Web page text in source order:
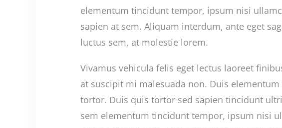
elementum tincidunt tempor, ipsum nisi
sapien at sem. Aliquam interdum, ante eget
luctus sem, at molestie lorem.
Vivamus vehicula felis eget lectus laoreet
at suscipit mi malesuada non. Duis
tortor. Duis quis tortor sed sapien tincidunt
sem elementum tincidunt tempor, ipsum nisi